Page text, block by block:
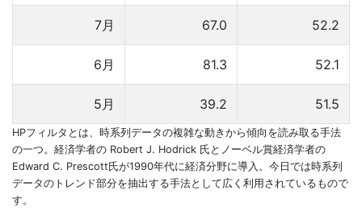
7月 67.0 52.2
6月 81.3 52.1
5月 39.2 51.5
HPフィルタとは、時系列データの複雑な動きから傾向を読み取る手法
の一つ。経済学者の Robert J. Hodrick 氏とノーベル賞経済学者の
Edward C. Prescott氏が1990年代に経済分野に導入。今日では時系列
データのトレンド部分を抽出する手法として広く利用されているもので
す。